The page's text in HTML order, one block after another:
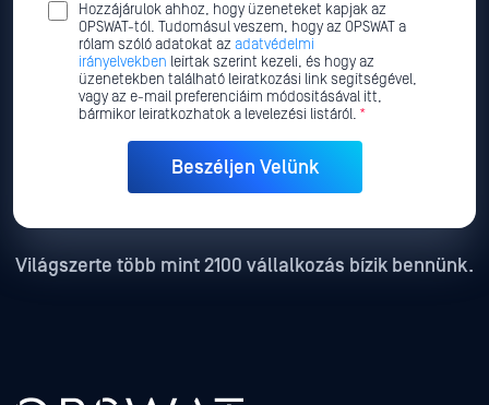
Hozzájárulok ahhoz, hogy üzeneteket kapjak az
OPSWAT-tól. Tudomásul veszem, hogy az OPSWAT a
rólam szóló adatokat az adatvédelmi
irányelvekben leírtak szerint kezeli, és hogy az
üzenetekben található leiratkozási link segítségével,
vagy az e-mail preferenciáim módosításával itt,
bármikor leiratkozhatok a levelezési listáról. *
Világszerte több mint 2100 vállalkozás bízik bennünk.